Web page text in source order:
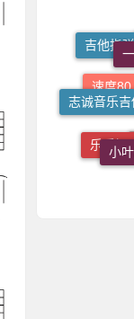
乐乐钢
速度80
小
志诚音乐吉